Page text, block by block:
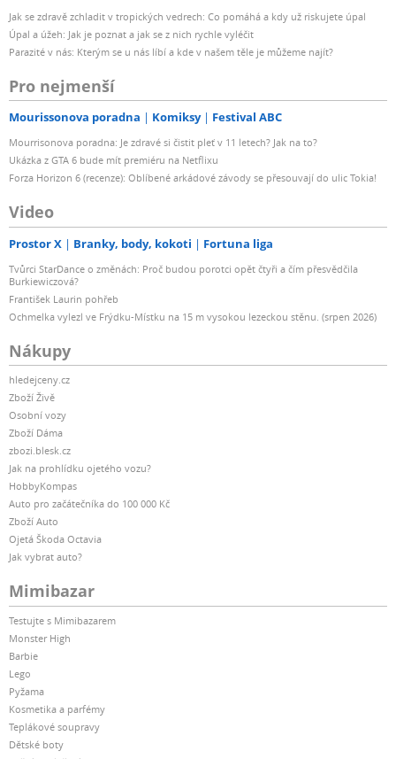
Jak se zdravě zchladit v tropických vedrech: Co pomáhá a kdy už riskujete úpal
Úpal a úžeh: Jak je poznat a jak se z nich rychle vyléčit
Parazité v nás: Kterým se u nás líbí a kde v našem těle je můžeme najít?
Pro nejmenší
Mourissonova poradna Komiksy Festival ABC
Mourrisonova poradna: Je zdravé si čistit pleť v 11 letech? Jak na to?
Ukázka z GTA 6 bude mít premiéru na Netflixu
Forza Horizon 6 (recenze): Oblíbené arkádové závody se přesouvají do ulic Tokia!
Video
Prostor X Branky, body, kokoti Fortuna liga
Tvůrci StarDance o změnách: Proč budou porotci opět čtyři a čím přesvědčila
Burkiewiczová?
František Laurin pohřeb
Ochmelka vylezl ve Frýdku-Místku na 15 m vysokou lezeckou stěnu. (srpen 2026)
Nákupy
hledejceny.cz
Zboží Živě
Osobní vozy
Zboží Dáma
zbozi.blesk.cz
Jak na prohlídku ojetého vozu?
HobbyKompas
Auto pro začátečníka do 100 000 Kč
Zboží Auto
Ojetá Škoda Octavia
Jak vybrat auto?
Mimibazar
Testujte s Mimibazarem
Monster High
Barbie
Lego
Pyžama
Kosmetika a parfémy
Teplákové soupravy
Dětské boty